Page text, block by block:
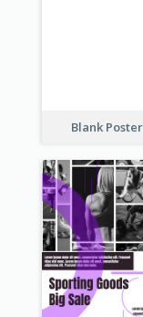
Blank Poster